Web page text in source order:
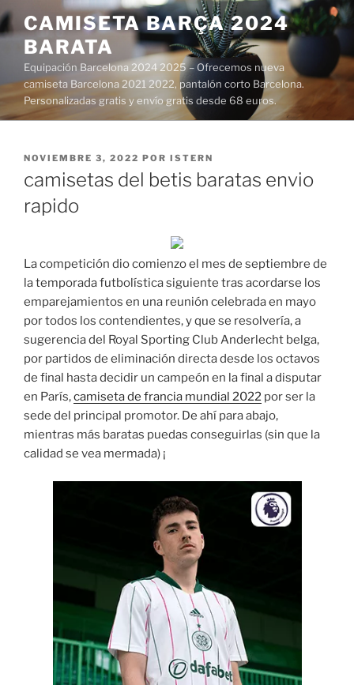
Saltar
al
contenido
CAMISETA BARÇA 2024
BARATA
Equipación Barcelona 2024 2025 – Ofrecemos nueva
camiseta Barcelona 2021 2022, pantalón corto Barcelona.
Personalizadas gratis y envío gratis desde 68 euros.
PUBLICADO
NOVIEMBRE 3, 2022 POR ISTERN
camisetas del betis baratas envio
rapido
La competición dio comienzo el mes de septiembre de
la temporada futbolística siguiente tras acordarse los
emparejamientos en una reunión celebrada en mayo
por todos los contendientes, y que se resolvería, a
sugerencia del Royal Sporting Club Anderlecht belga,
por partidos de eliminación directa desde los octavos
de final hasta decidir un campeón en la final a disputar
en París,camiseta de francia mundial 2022 por ser la
sede del principal promotor. De ahí para abajo,
mientras más baratas puedas conseguirlas (sin que la
calidad se vea mermada) ¡